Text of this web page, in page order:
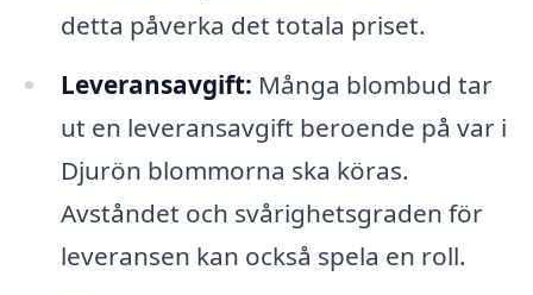
detta påverka det totala priset.
Leveransavgift: Många blombud tar
ut en leveransavgift beroende på var i
Djurön blommorna ska köras.
Avståndet och svårighetsgraden för
leveransen kan också spela en roll.